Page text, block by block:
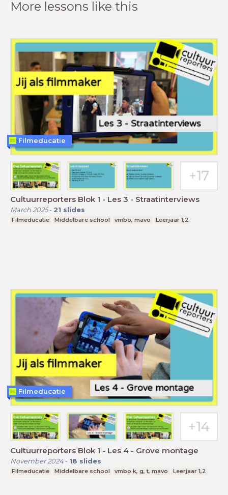
More lessons like this
Cultuurreporters Blok 1 - Les 3 - Straatinterviews
March 2025- 21 slides
Filmeducatie Middelbare school vmbo, mavo Leerjaar 1,2
Filmeducatie
Cultuurreporters Blok 1 - Les 4 - Grove montage
November 2024- 18 slides
Filmeducatie Middelbare school vmbo k, g, t, mavo Leerjaar 1,2
Filmeducatie